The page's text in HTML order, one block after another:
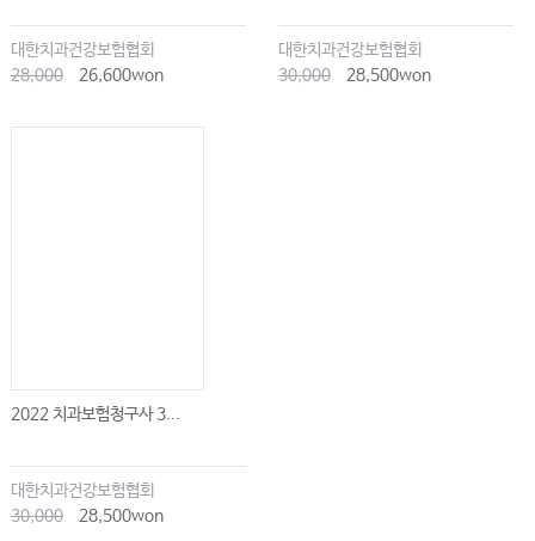
대한치과건강보험협회
28,000
26,600won
대한치과건강보험협회
30,000
28,500won
2022 치과보험청구사 3...
대한치과건강보험협회
30,000
28,500won